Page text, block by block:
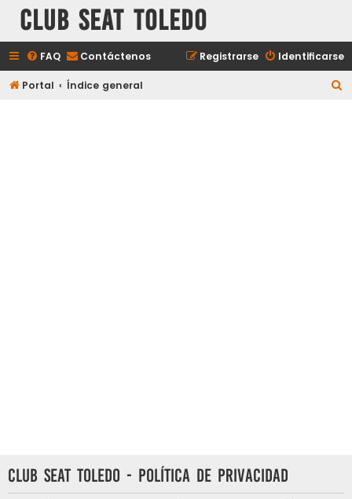
Club Seat Toledo
FAQ Contáctenos Identificarse
Registrarse
Portal Índice general
Club Seat Toledo - Política de privacidad